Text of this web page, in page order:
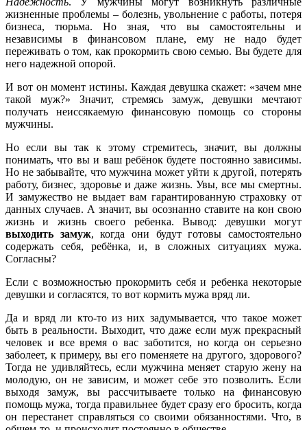
жизненные проблемы – болезнь, увольнение с работы, потеря
бизнеса, тюрьма. Но зная, что вы самостоятельны и
независимы в финансовом плане, ему не надо будет
переживать о том, как прокормить свою семью. Вы будете для
него надежной опорой.
И вот он момент истины. Каждая девушка скажет: «зачем мне
такой муж?» Значит, стремясь замуж, девушки мечтают
получать неиссякаемую финансовую помощь со стороны
мужчины.
Но если вы так к этому стремитесь, значит, вы должны
понимать, что вы и ваш ребёнок будете постоянно зависимы.
Но не забывайте, что мужчина может уйти к другой, потерять
работу, бизнес, здоровье и даже жизнь. Увы, все мы смертны.
И замужество не выдает вам гарантированную страховку от
данных случаев. А значит, вы осознанно ставите на кон свою
жизнь и жизнь своего ребенка. Вывод: девушки могут
выходить замуж, когда они будут готовы самостоятельно
содержать себя, ребёнка, и, в сложных ситуациях мужа.
Согласны?
Если с возможностью прокормить себя и ребенка некоторые
девушки и согласятся, то вот кормить мужа вряд ли.
Да и вряд ли кто-то из них задумывается, что такое может
быть в реальности. Выходит, что даже если муж прекрасный
человек и все время о вас заботится, но когда он серьезно
заболеет, к примеру, вы его поменяете на другого, здорового?
Тогда не удивляйтесь, если мужчина меняет старую жену на
молодую, он не зависим, и может себе это позволить. Если
выходя замуж, вы рассчитываете только на финансовую
помощь мужа, тогда правильнее будет сразу его бросить, когда
он перестанет справляться со своими обязанностями. Что, в